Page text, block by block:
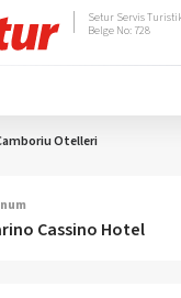
Setur Servis
Belge No: 728
Otelleri